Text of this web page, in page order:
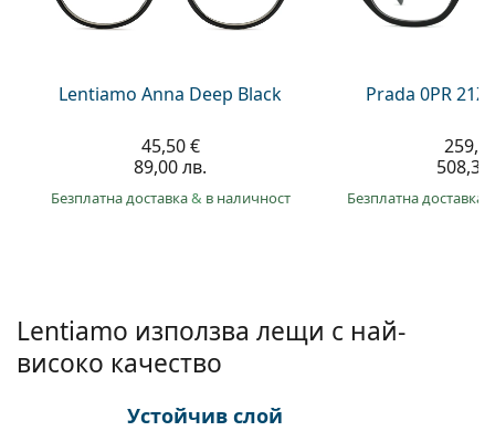
Persol
Всички марки
Lentiamo Anna Deep Black
45,50 €
89,00 лв.
Безплатна доставка& в наличност
Prada 0PR
Безплатна доставка
Lentiamo използва лещи с най-
високо качество
Устойчив слой